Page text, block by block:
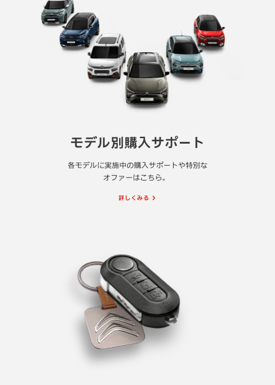
モデル別購入サポート
各モデルに実施中の購入サポートや特別な
オファーはこちら。
詳しくみる